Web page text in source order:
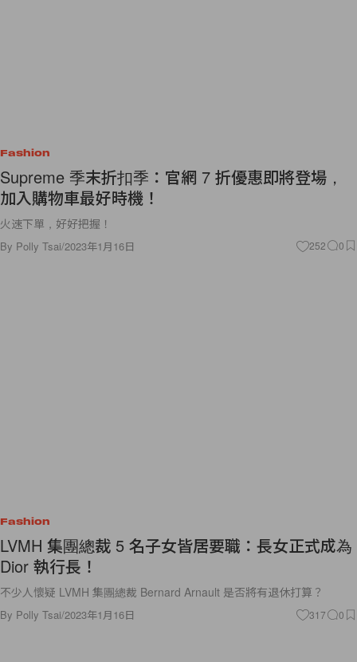
Fashion
Supreme 季末折扣季：官網 7 折優惠即將登場，
加入購物車最好時機！
火速下單，好好把握！
By Polly Tsai/2023年1月16日 252 0
Fashion
LVMH 集團總裁 5 名子女皆居要職：長女正式成為
Dior 執行長！
不少人懷疑 LVMH 集團總裁 Bernard Arnault 是否將有退休打算？
By Polly Tsai/2023年1月16日 317 0